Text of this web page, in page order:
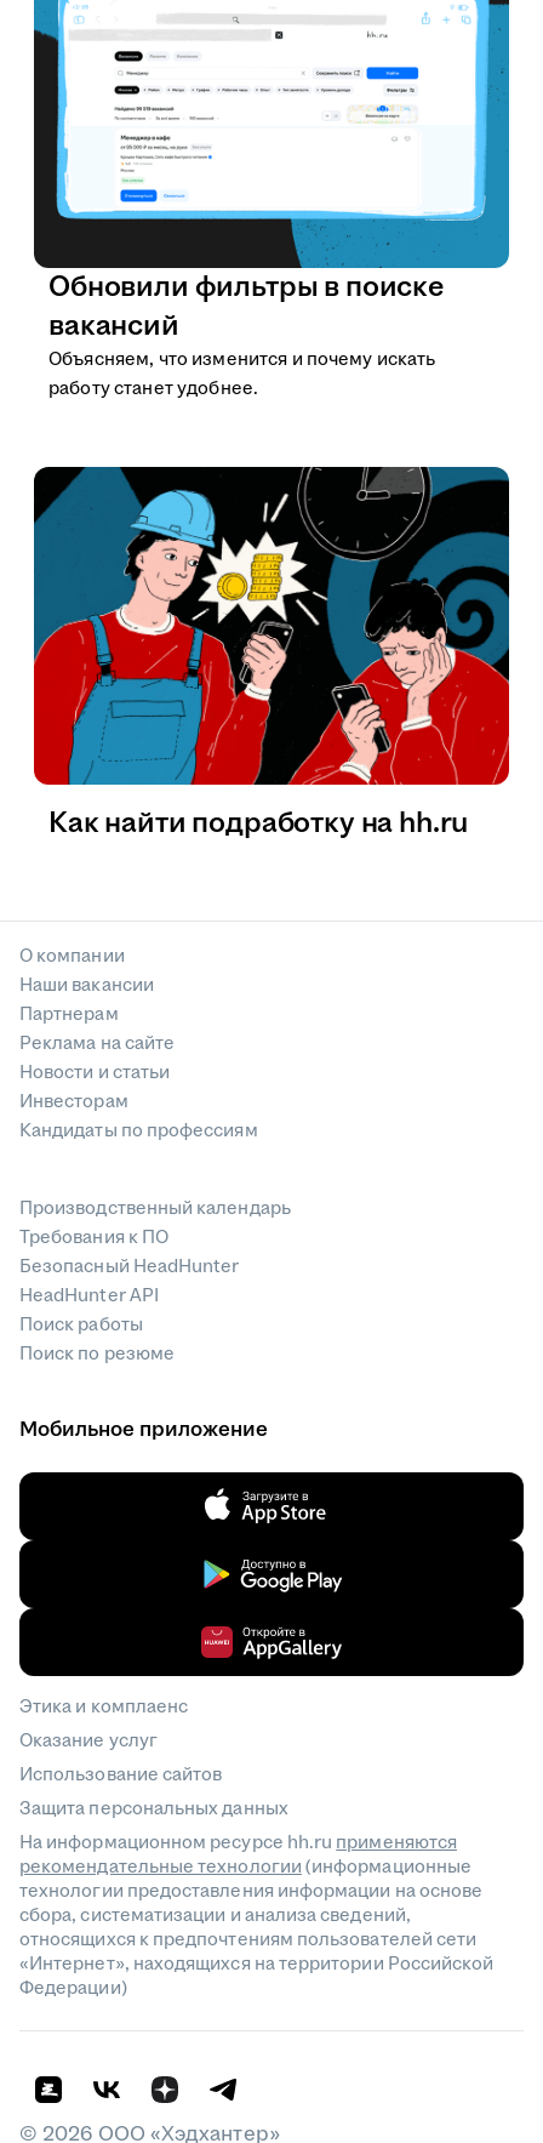
Обновили фильтры в поиске
вакансий
Объясняем, что изменится и почему искать
работу станет удобнее.
Как найти подработку на hh.ru
О компании
Наши вакансии
Партнерам
Реклама на сайте
Новости и статьи
Инвесторам
Кандидаты по профессиям
Производственный календарь
Требования к ПО
Безопасный HeadHunter
HeadHunter API
Поиск работы
Поиск по резюме
Мобильное приложение
Этика и комплаенс
Оказание услуг
Использование сайтов
Защита персональных данных
На информационном ресурсе hh.ru применяются
рекомендательные технологии(информационные
технологии предоставления информации на основе
сбора, систематизации и анализа сведений,
относящихся к предпочтениям пользователей сети
«Интернет», находящихся на территории Российской
Федерации)
© 2026 ООО «Хэдхантер»